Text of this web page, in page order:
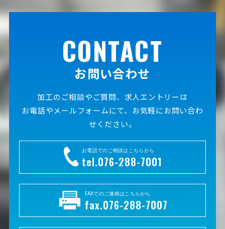
CONTACT
お問い合わせ
加工のご相談やご質問、求人エントリーは
お電話やメールフォームにて、お気軽にお問い合わ
せください。
お電話でのご相談はこちらから
tel.076-288-7001
FAXでのご連絡はこちらから
fax.076-288-7007